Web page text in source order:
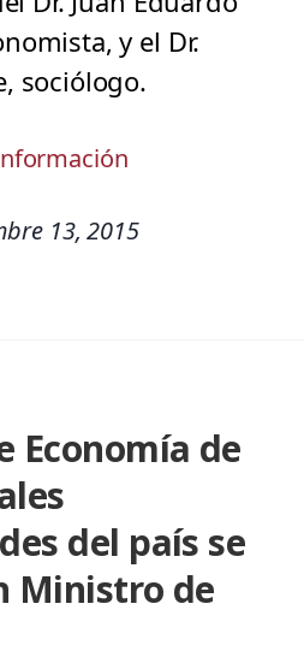
y el Dr.
sociólogo.
13, 2015
Economía de
del país se
Ministro de